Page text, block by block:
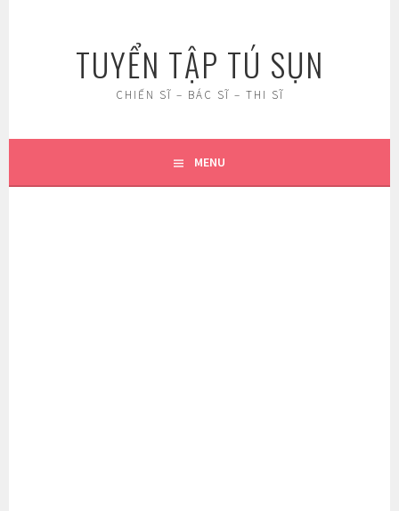
TUYỂN TẬP TÚ SỤN
CHIẾN SĨ – BÁC SĨ – THI SĨ
MENU